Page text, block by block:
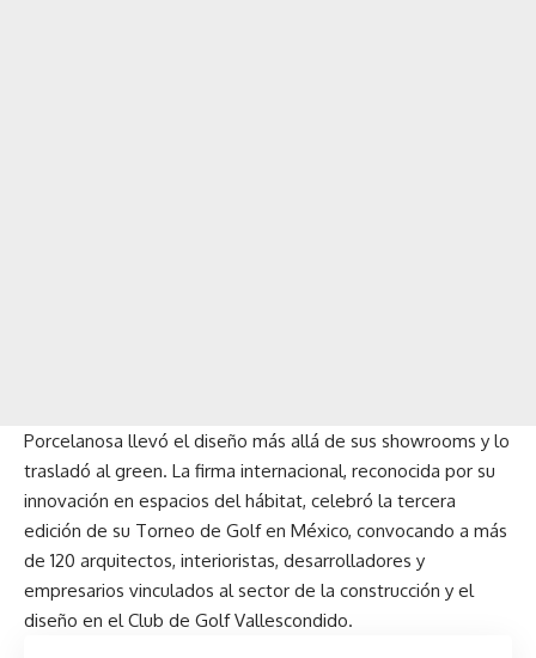
Porcelanosa llevó el diseño más allá de sus showrooms y lo
trasladó al green. La firma internacional, reconocida por su
innovación en espacios del hábitat, celebró la tercera
edición de su Torneo de Golf en México, convocando a más
de 120 arquitectos, interioristas, desarrolladores y
empresarios vinculados al sector de la construcción y el
diseño en el Club de Golf Vallescondido.